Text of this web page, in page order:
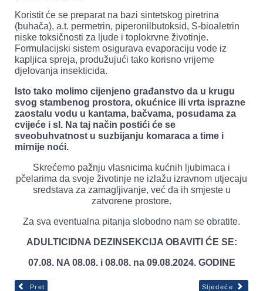
Koristit će se preparat na bazi sintetskog piretrina
(buhača), a.t. permetrin, piperonilbutoksid, S-bioaletrin
niske toksičnosti za ljude i toplokrvne životinje.
Formulacijski sistem osigurava evaporaciju vode iz
kapljica spreja, produžujući tako korisno vrijeme
djelovanja insekticida.
Isto tako molimo cijenjeno građanstvo da u krugu
svog stambenog prostora, okućnice ili vrta isprazne
zaostalu vodu u kantama, bačvama, posudama za
cvijeće i sl. Na taj način postići će se
sveobuhvatnost u suzbijanju komaraca a time i
mirnije noći.
Skrećemo pažnju vlasnicima kućnih ljubimaca i
pčelarima da svoje životinje ne izlažu izravnom utjecaju
sredstava za zamagljivanje, već da ih smjeste u
zatvorene prostore.
Za sva eventualna pitanja slobodno nam se obratite.
ADULTICIDNA DEZINSEKCIJA OBAVITI ĆE SE:
07.08. NA 08.08. i 08.08. na 09.08.2024. GODINE
Pret Sljedeće